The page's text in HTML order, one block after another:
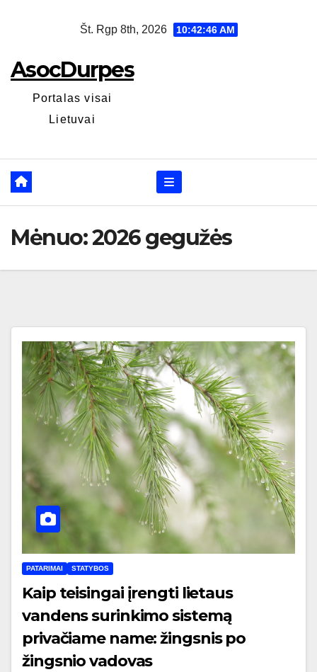
Št. Rgp 8th, 2026 10:42:47 AM
AsocDurpes
Portalas visai
Lietuvai
Mėnuo:2026 gegužės
PATARIMAI STATYBOS
Kaip teisingai įrengti lietaus
vandens surinkimo sistemą
privačiame name: žingsnis po
žingsnio vadovas